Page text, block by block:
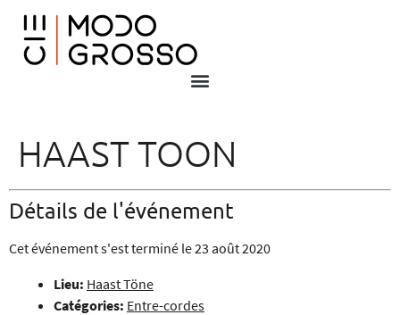
HAAST TOON
Détails de l'événement
Cet événement s'est terminé le 23 août 2020
Lieu: Haast Töne
Catégories: Entre-cordes